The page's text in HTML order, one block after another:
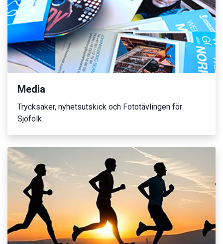
Media
Trycksaker, nyhetsutskick och Fototävlingen för
Sjöfolk